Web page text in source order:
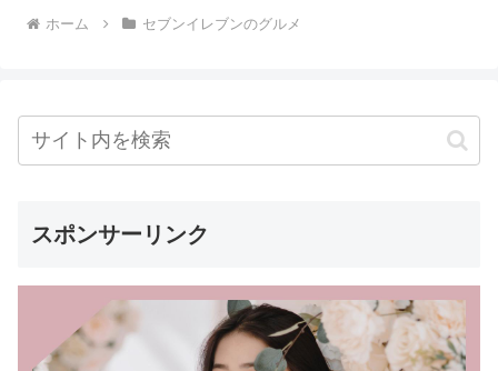
ホーム セブンイレブンのグルメ
スポンサーリンク